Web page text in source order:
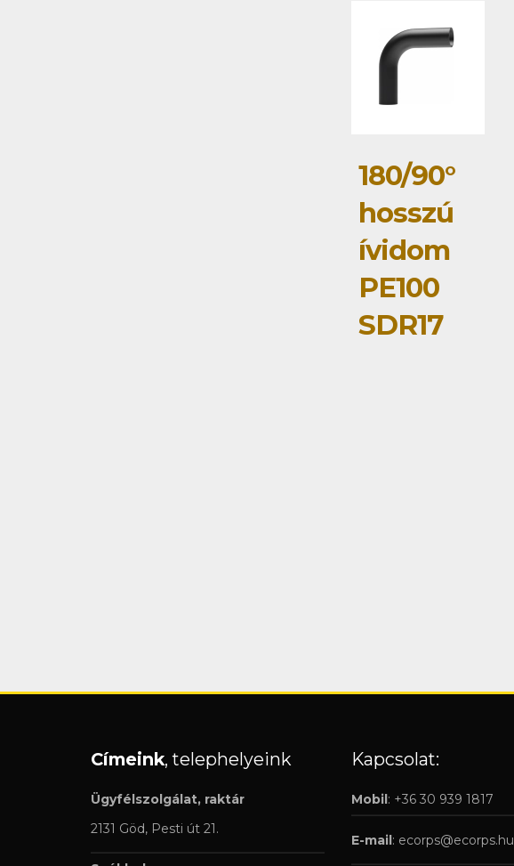
180/90°
hosszú
ívidom
PE100
SDR17
Címeink, telephelyeink
Ügyfélszolgálat, raktár
2131 Göd, Pesti út 21.
Kapcsolat:
Mobil: +36 30 939 1817
E-mail: ecorps@ecorps.hu